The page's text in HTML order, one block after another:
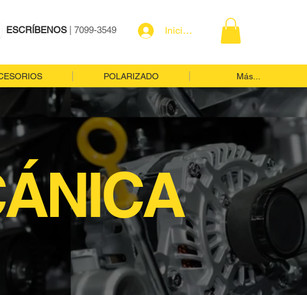
ESCRÍBENOS | 7099-3549 Iniciar sesión
POLARIZADO Más...